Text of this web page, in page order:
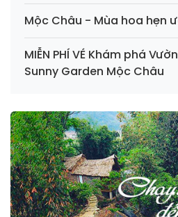
Mộc Châu - Mùa hoa hẹn
MIỄN PHÍ VÉ Khám phá
Sunny Garden Mộc Châu